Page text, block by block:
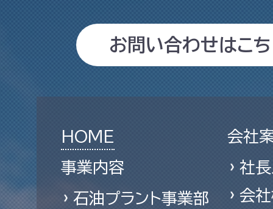
お問い合わせはこ
HOME
事業内容
石油プラント事業部
会社
社長
会